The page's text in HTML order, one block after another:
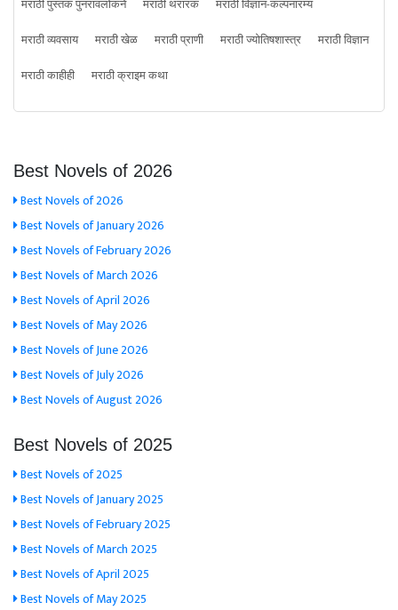
मराठी पुस्तक पुनरावलोकने
मराठी थरारक
मराठी विज्ञान-कल्पनारम्य
मराठी व्यवसाय
मराठी खेळ मराठी प्राणी मराठी ज्योतिषशास्त्र
मराठी विज्ञान
मराठी काहीही
मराठी क्राइम कथा
Best Novels of 2026
Best Novels of 2026
Best Novels of January 2026
Best Novels of February 2026
Best Novels of March 2026
Best Novels of April 2026
Best Novels of May 2026
Best Novels of June 2026
Best Novels of July 2026
Best Novels of August 2026
Best Novels of 2025
Best Novels of 2025
Best Novels of January 2025
Best Novels of February 2025
Best Novels of March 2025
Best Novels of April 2025
Best Novels of May 2025